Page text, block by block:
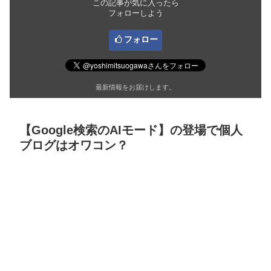
この記事が気に入ったら
フォローしよう
フォロー
最新情報をお届けします。
【Google検索のAIモード】の登場で個人
ブログはオワコン？